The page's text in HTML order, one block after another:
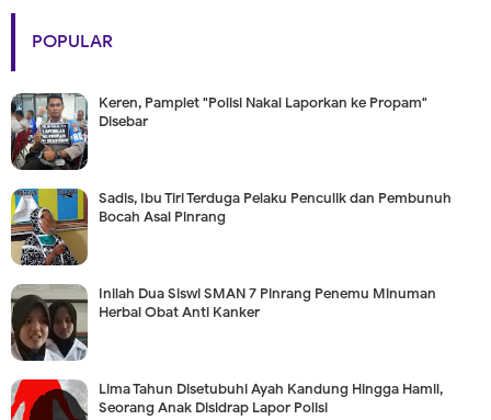
POPULAR
Keren, Pamplet "Polisi Nakal Laporkan ke Propam"
Disebar
Sadis, Ibu Tiri Terduga Pelaku Penculik dan Pembunuh
Bocah Asal Pinrang
Inilah Dua Siswi SMAN 7 Pinrang Penemu Minuman
Herbal Obat Anti Kanker
Lima Tahun Disetubuhi Ayah Kandung Hingga Hamil,
Seorang Anak Disidrap Lapor Polisi